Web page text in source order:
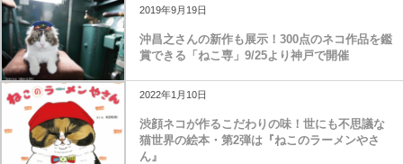
2019年9月19日
沖昌之さんの新作も展示！300点のネコ作品を鑑
賞できる「ねこ専」9/25より神戸で開催
2022年1月10日
渋顔ネコが作るこだわりの味！世にも不思議な
猫世界の絵本・第2弾は『ねこのラーメンやさ
ん』